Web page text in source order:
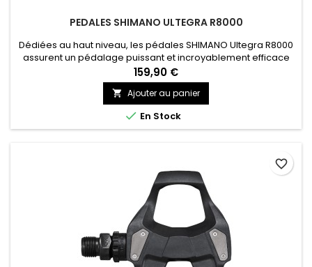
PEDALES SHIMANO ULTEGRA R8000
Dédiées au haut niveau, les pédales SHIMANO Ultegra R8000
assurent un pédalage puissant et incroyablement efficace
grâce à une plateforme très large augmentant
considérablement la zone de contact entre la cale et la
pédale.
159,90 €
 Ajouter au panier
 En Stock
favorite_border